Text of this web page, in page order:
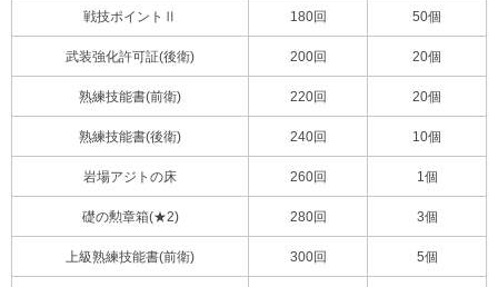
戦技ポイントⅡ 180回 50個
武装強化許可証(後衛) 200回 20個
熟練技能書(前衛) 220回 20個
熟練技能書(後衛) 240回 10個
岩場アジトの床 260回 1個
礎の勲章箱(★2) 280回 3個
上級熟練技能書(前衛) 300回 5個